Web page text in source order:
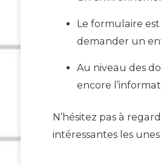
Le formulaire
demander un
Au niveau des
encore
N’hésitez pas à
intéressantes les